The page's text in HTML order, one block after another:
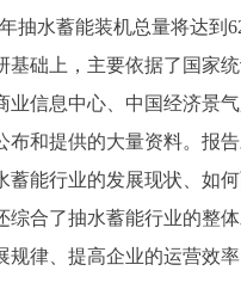
抽水蓄能装机总量将达到
础上，主要依据了国家
信息中心、中国经济景
和提供的大量资料。报
能行业的发展现状、如
合了抽水蓄能行业的整
律、提高企业的运营效